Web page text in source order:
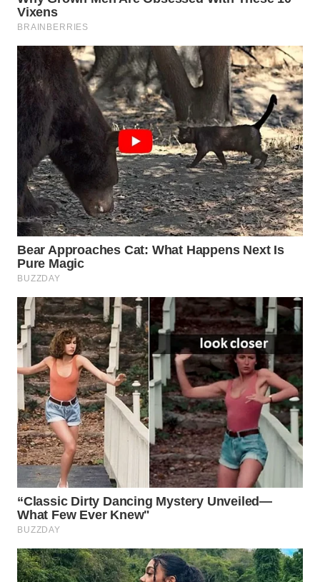
WAHANA
INFRASTRUKTUR
WAHANA
KONSUMEN
WAHANA
LISTRIK
WAHANA
TRAVEL
TV
WAHANANEWS
ID
WAHANANEWS
CO ID
WAHANANEWS
NET
WAHANA
SPORT
WAHANA
UMKM
WAHANA
SELEB